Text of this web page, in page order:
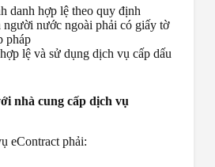
danh hợp lệ theo quy định
người nước ngoài phải có giấy tờ
pháp
lệ và sử dụng dịch vụ cấp dấu
nhà cung cấp dịch vụ
eContract phải: